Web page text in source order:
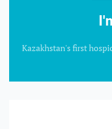
Kazakhstan's first